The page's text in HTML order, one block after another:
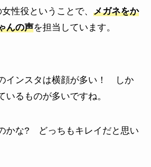
性役ということで、 メガネをか
んの声を担当しています。
インスタは横顔が多い！ しか
いるものが多いですね。
かな? どっちもキレイだと思い